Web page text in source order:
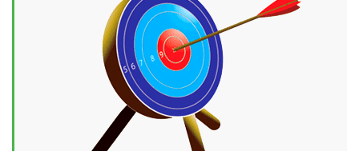
Tại sao chọn công ty Việt Ads làm đối tác
Marketing Online?